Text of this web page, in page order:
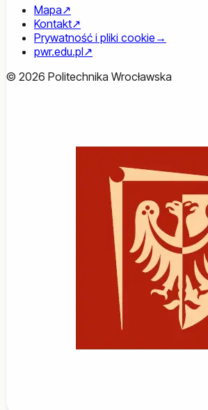
Mapa↗
Kontakt↗
Prywatność i pliki cookie →
pwr.edu.pl↗
© 2026 Politechnika Wrocławska